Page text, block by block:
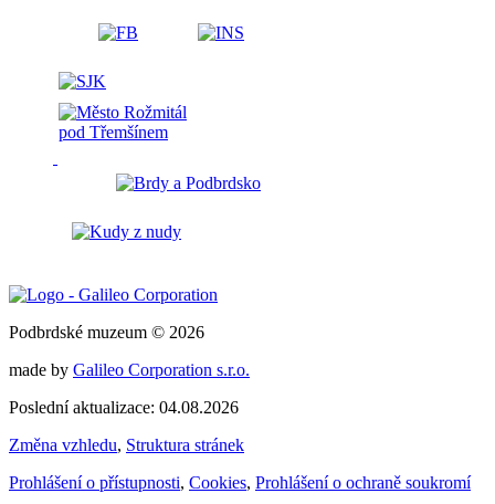
Podbrdské muzeum © 2026
made by Galileo Corporation s.r.o.
Poslední aktualizace: 04.08.2026
Změna vzhledu, Struktura stránek
Prohlášení o přístupnosti, Cookies, Prohlášení o ochraně soukromí